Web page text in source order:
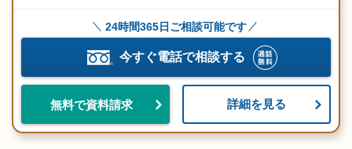
24時間365日ご相談可能です
今すぐ電話で相談する
無料で資料請求 詳細を見る